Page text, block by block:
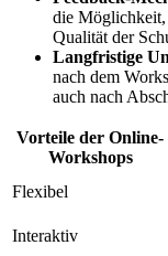
die ​Möglichkeit,
Qualität der‌
Langfristige
nach dem
auch nach
Vorteile der Online-
Workshops
Flexibel
Interaktiv